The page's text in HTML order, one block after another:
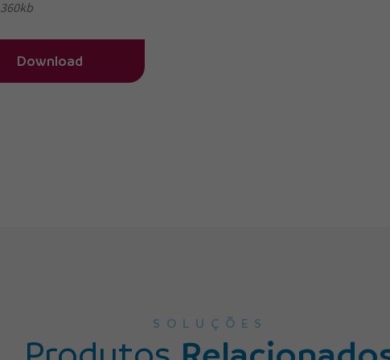
360kb
Download
SOLUÇÕES